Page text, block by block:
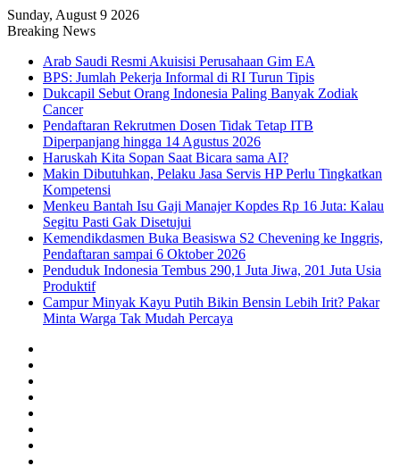
Sunday, August 9 2026
Breaking News
Arab Saudi Resmi Akuisisi Perusahaan Gim EA
BPS: Jumlah Pekerja Informal di RI Turun Tipis
Dukcapil Sebut Orang Indonesia Paling Banyak Zodiak
Cancer
Pendaftaran Rekrutmen Dosen Tidak Tetap ITB
Diperpanjang hingga 14 Agustus 2026
Haruskah Kita Sopan Saat Bicara sama AI?
Makin Dibutuhkan, Pelaku Jasa Servis HP Perlu Tingkatkan
Kompetensi
Menkeu Bantah Isu Gaji Manajer Kopdes Rp 16 Juta: Kalau
Segitu Pasti Gak Disetujui
Kemendikdasmen Buka Beasiswa S2 Chevening ke Inggris,
Pendaftaran sampai 6 Oktober 2026
Penduduk Indonesia Tembus 290,1 Juta Jiwa, 201 Juta Usia
Produktif
Campur Minyak Kayu Putih Bikin Bensin Lebih Irit? Pakar
Minta Warga Tak Mudah Percaya